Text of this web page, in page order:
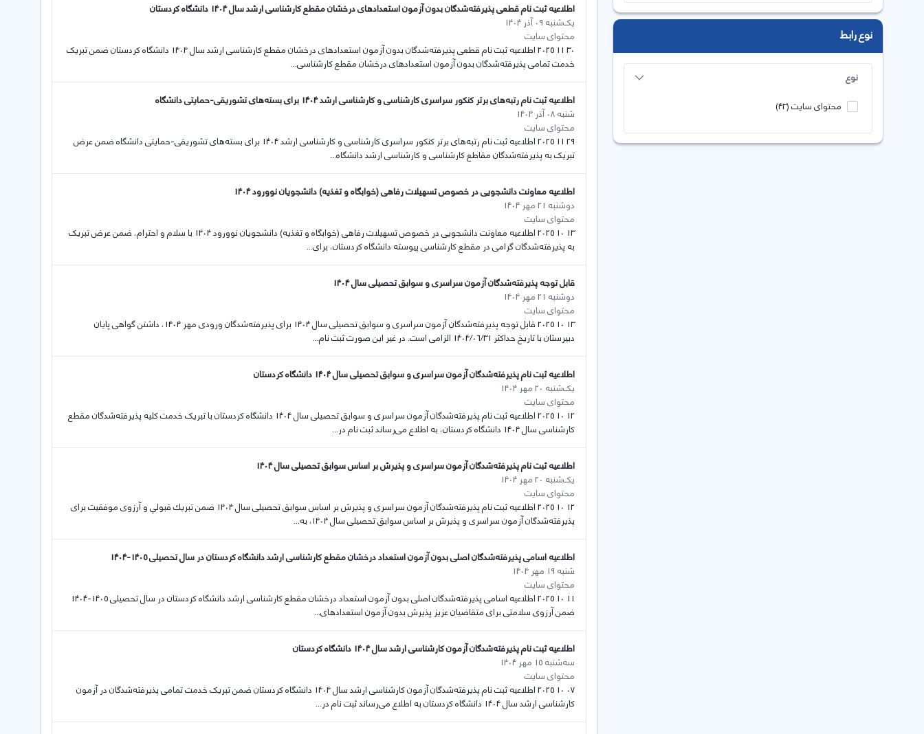
نوع رابط
نوع
محتوای سایت(43)
اطلاعیه ثبت نام قطعی پذیرفته‌شدگان بدون آزمون استعدادهای درخشان مقطع کارشناسی ارشد سال 1404 دانشگاه کردستان
یک‌شنبه 09 آذر 1404
محتوای سایت
30 11 2025 اطلاعیه ثبت نام قطعی پذیرفته‌شدگان بدون آزمون استعدادهای درخشان مقطع کارشناسی ارشد سال 1404 دانشگاه کردستان ضمن تبریک
خدمت تمامی پذیرفته‌شدگان بدون آزمون استعدادهای درخشان مقطع کارشناسی...
اطلاعیه ثبت نام رتبه‌های برتر کنکور سراسری کارشناسی و کارشناسی ارشد 1404 برای بسته‌های تشوریقی-حمایتی دانشگاه
شنبه 08 آذر 1404
محتوای سایت
29 11 2025 اطلاعیه ثبت نام رتبه‌های برتر کنکور سراسری کارشناسی و کارشناسی ارشد 1404 برای بسته‌های تشوریقی-حمایتی دانشگاه ضمن عرض
تبریک به پذیرفته‌شدگان مقاطع کارشناسی و کارشناسی ارشد دانشگاه...
اطلاعیه معاونت دانشجویی در خصوص تسهیلات رفاهی (خوابگاه و تغذیه) دانشجویان نوورود 1404
دوشنبه 21 مهر 1404
محتوای سایت
13 10 2025 اطلاعیه معاونت دانشجویی در خصوص تسهیلات رفاهی (خوابگاه و تغذیه) دانشجویان نوورود 1404 با سلام و احترام، ضمن عرض تبریک
به پذیرفته‌شدگان گرامی در مقطع کارشناسی پیوسته دانشگاه کردستان، برای...
قابل توجه پذیرفته‌شدگان آزمون سراسری و سوابق تحصیلی سال 1404
دوشنبه 21 مهر 1404
محتوای سایت
13 10 2025 قابل توجه پذیرفته‌شدگان آزمون سراسری و سوابق تحصیلی سال 1404 برای پذیرفته‌شدگان ورودی مهر 1404، داشتن گواهی پایان
دبیرستان با تاریخ حداکثر 1404/06/31 الزامی است. در غیر این صورت ثبت نام...
اطلاعیه ثبت نام پذیرفته‌شدگان آزمون سراسری و سوابق تحصیلی سال 1404 دانشگاه کردستان
یک‌شنبه 20 مهر 1404
محتوای سایت
12 10 2025 اطلاعیه ثبت نام پذیرفته‌شدگان آزمون سراسری و سوابق تحصیلی سال 1404 دانشگاه کردستان با تبریک خدمت کلیه پذیرفته‌شدگان مقطع
کارشناسی سال 1404 دانشگاه کردستان، به اطلاع می‌رساند ثبت نام در...
اطلاعیه ثبت نام پذیرفته‌شدگان آزمون سراسری و پذیرش بر اساس سوابق تحصیلی سال 1404
یک‌شنبه 20 مهر 1404
محتوای سایت
12 10 2025 اطلاعیه ثبت نام پذیرفته‌شدگان آزمون سراسری و پذیرش بر اساس سوابق تحصیلی سال 1404 ضمن تبريك قبولي و آرزوی موفقیت برای
پذیرفته‌شدگان آزمون سراسری و پذیرش بر اساس سوابق تحصیلی سال ١٤٠٤، به...
اطلاعیه اسامی پذیرفته‌شدگان اصلی بدون آزمون استعداد درخشان مقطع کارشناسی ارشد دانشگاه کردستان در سال تحصیلی 1405-1404
شنبه 19 مهر 1404
محتوای سایت
11 10 2025 اطلاعیه اسامی پذیرفته‌شدگان اصلی بدون آزمون استعداد درخشان مقطع کارشناسی ارشد دانشگاه کردستان در سال تحصیلی 1405-1404
ضمن آرزوی سلامتی برای متقاضیان عزیز پذیرش بدون آزمون استعدادهای...
اطلاعیه ثبت نام پذیرفته‌شدگان آزمون کارشناسی ارشد سال 1404 دانشگاه کردستان
سه‌شنبه 15 مهر 1404
محتوای سایت
07 10 2025 اطلاعیه ثبت نام پذیرفته‌شدگان آزمون کارشناسی ارشد سال 1404 دانشگاه کردستان ضمن تبریک خدمت تمامی پذیرفته‌شدگان در آزمون
کارشناسی ارشد سال 1404 دانشگاه کردستان به اطلاع می‌رساند ثبت نام در...